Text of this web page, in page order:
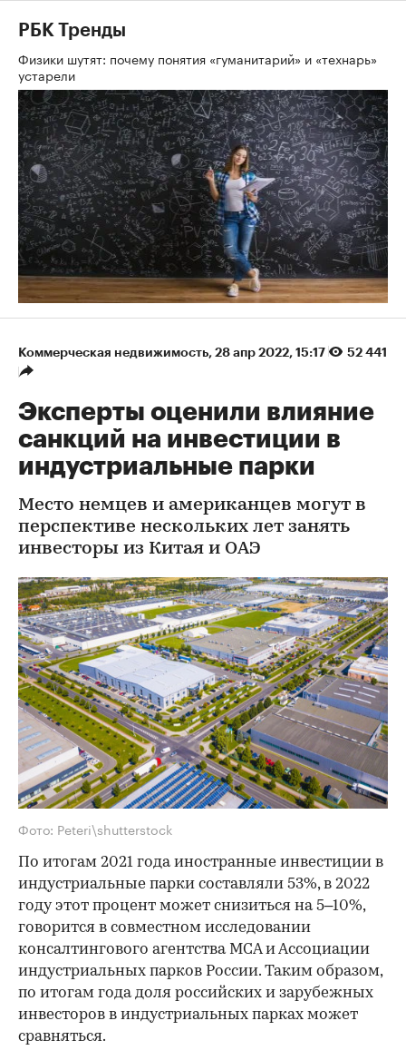
РБК Тренды
Физики шутят: почему понятия «гуманитарий» и «технарь»
устарели
Коммерческая недвижимость⁠, 28 апр 2022, 15:17 52 441
Эксперты оценили влияние
санкций на инвестиции в
индустриальные парки
Место немцев и американцев могут в
перспективе нескольких лет занять
инвесторы из Китая и ОАЭ
Фото: Peteri\shutterstock
По итогам 2021 года иностранные инвестиции в
индустриальные парки составляли 53%, в 2022
году этот процент может снизиться на 5–10%,
говорится в совместном исследовании
консалтингового агентства MCA и Ассоциации
индустриальных парков России. Таким образом,
по итогам года доля российских и зарубежных
инвесторов в индустриальных парках может
сравняться.